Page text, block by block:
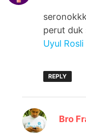
perut duk
Uyul
REPLY
Bro